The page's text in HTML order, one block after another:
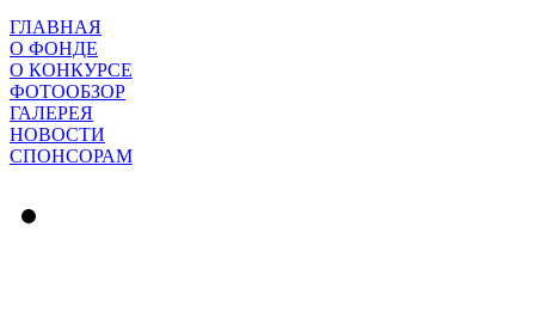
ГЛАВНАЯ
О ФОНДЕ
О КОНКУРСЕ
ФОТООБЗОР
ГАЛЕРЕЯ
НОВОСТИ
СПОНСОРАМ